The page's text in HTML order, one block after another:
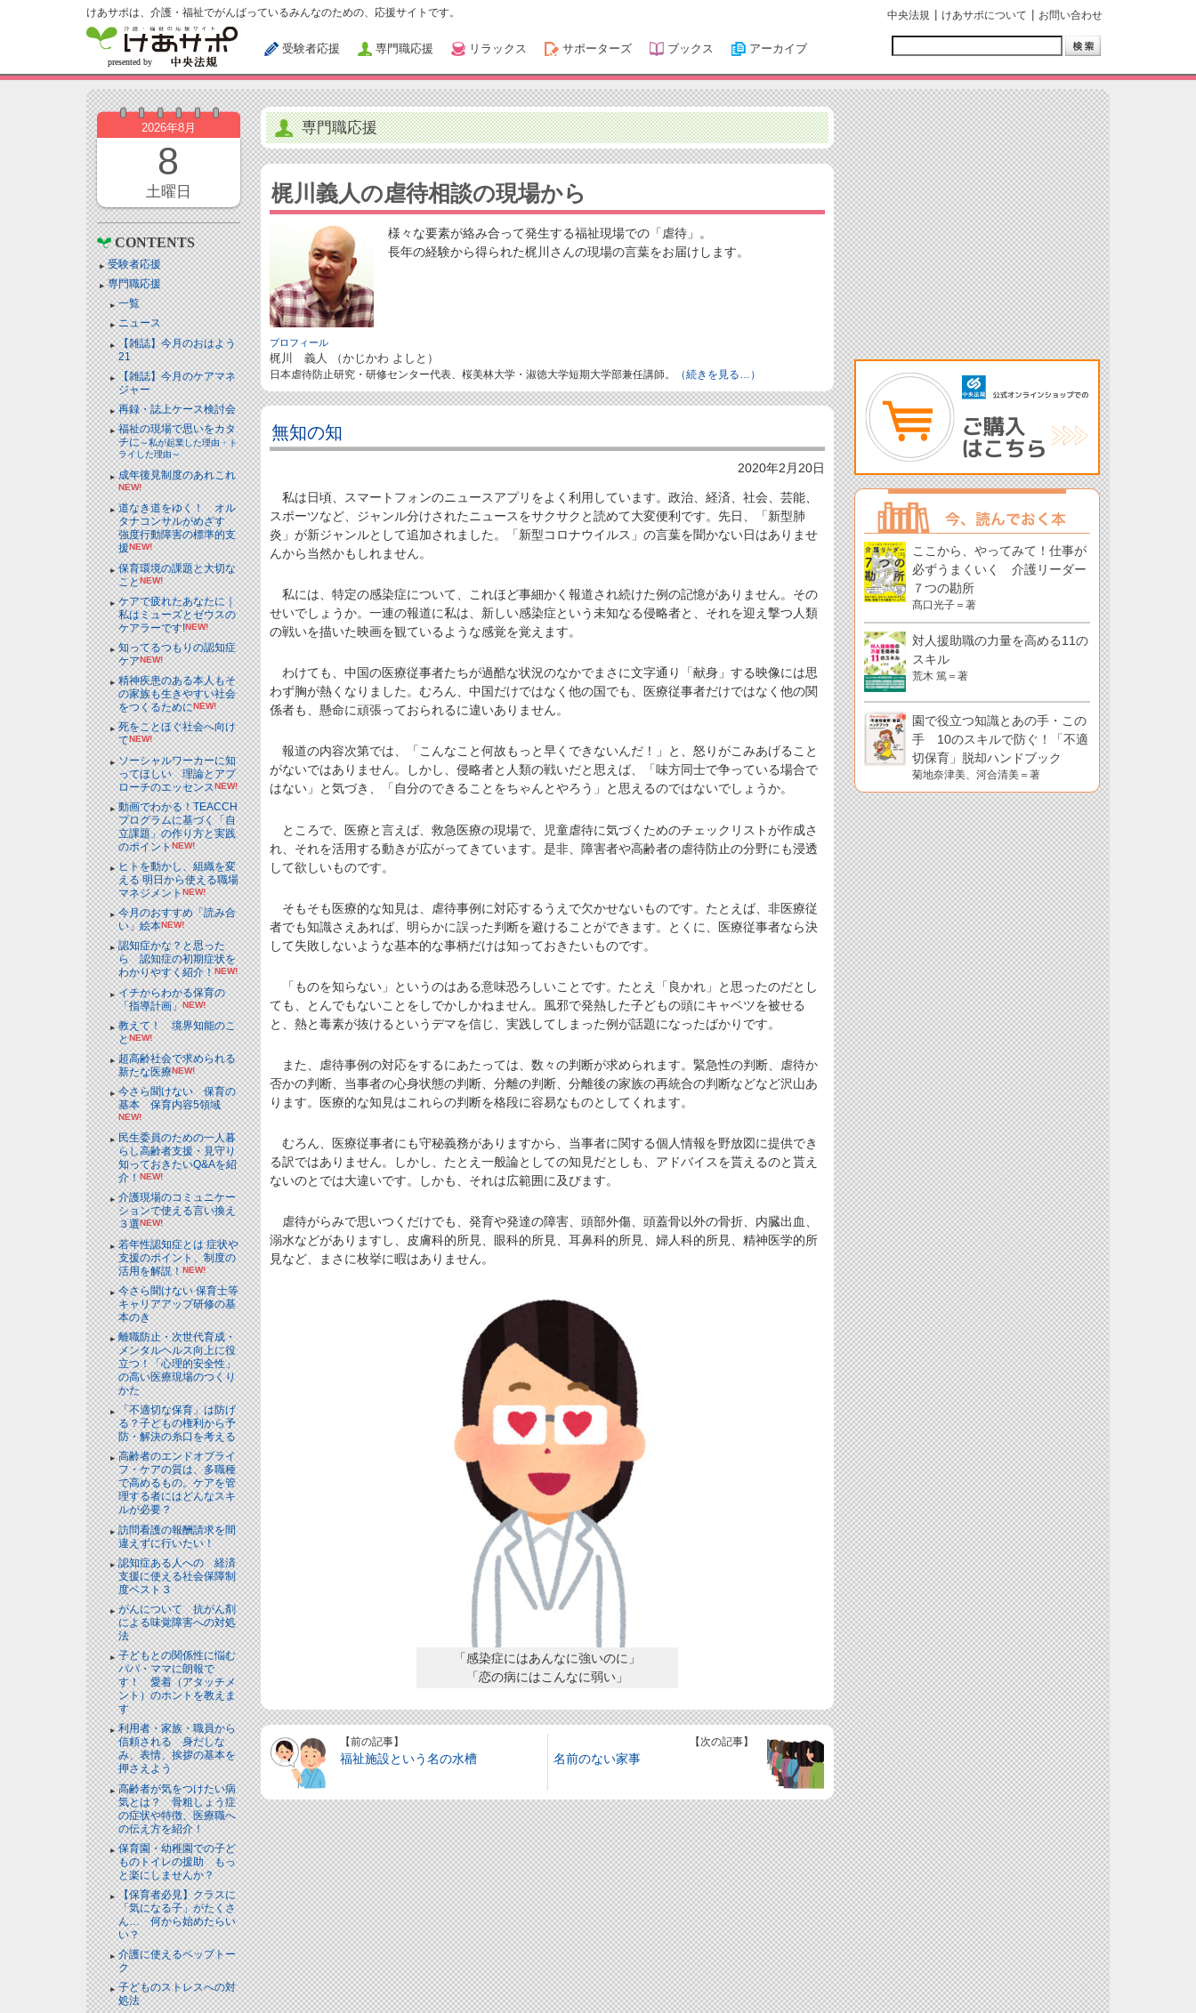
けあサポは、介護・福祉でがんばっているみんなのための、応援サイトです。
受験者応援 専門職応援 リラックス サポーターズ ブックス アーカイブ
中央法規 けあサポについて お問い合わせ
2026年8月
8
土曜日
CONTENTS
受験者応援
専門職応援
一覧
ニュース
【雑誌】今月のおはよう
21
【雑誌】今月のケアマネ
ジャー
再録・誌上ケース検討会
福祉の現場で思いをカタ
チに～私が起業した理由・ト
ライした理由～
成年後見制度のあれこれ
NEW!
道なき道をゆく！ オル
タナコンサルがめざす
強度行動障害の標準的支
援NEW!
保育環境の課題と大切な
ことNEW!
ケアで疲れたあなたに｜
私はミューズとゼウスの
ケアラーです!NEW!
知ってるつもりの認知症
ケアNEW!
精神疾患のある本人もそ
の家族も生きやすい社会
をつくるためにNEW!
死をことほぐ社会へ向け
てNEW!
ソーシャルワーカーに知
ってほしい 理論とアプ
ローチのエッセンスNEW!
動画でわかる！TEACCH
プログラムに基づく「自
立課題」の作り方と実践
のポイントNEW!
ヒトを動かし、組織を変
える 明日から使える職場
マネジメントNEW!
今月のおすすめ「読み合
い」絵本NEW!
認知症かな？と思った
ら 認知症の初期症状を
わかりやすく紹介！NEW!
イチからわかる保育の
「指導計画」NEW!
教えて！ 境界知能のこ
とNEW!
超高齢社会で求められる
新たな医療NEW!
今さら聞けない 保育の
基本 保育内容5領域
NEW!
民生委員のための一人暮
らし高齢者支援・見守り
知っておきたいQ&Aを紹
介！NEW!
介護現場のコミュニケー
ションで使える言い換え
３選NEW!
若年性認知症とは 症状や
支援のポイント、制度の
活用を解説！NEW!
今さら聞けない 保育士等
キャリアアップ研修の基
本のき
離職防止・次世代育成・
メンタルヘルス向上に役
立つ！「心理的安全性」
の高い医療現場のつくり
かた
「不適切な保育」は防げ
る？子どもの権利から予
防・解決の糸口を考える
高齢者のエンドオブライ
フ・ケアの質は、多職種
で高めるもの。ケアを管
理する者にはどんなスキ
ルが必要？
訪問看護の報酬請求を間
違えずに行いたい！
認知症ある人への 経済
支援に使える社会保障制
度ベスト３
がんについて 抗がん剤
による味覚障害への対処
法
子どもとの関係性に悩む
パパ・ママに朗報で
す！ 愛着（アタッチメ
ント）のホントを教えま
す
利用者・家族・職員から
信頼される 身だしな
み、表情、挨拶の基本を
押さえよう
高齢者が気をつけたい病
気とは？ 骨粗しょう症
の症状や特徴、医療職へ
の伝え方を紹介！
保育園・幼稚園での子ど
ものトイレの援助 もっ
と楽にしませんか？
【保育者必見】クラスに
「気になる子」がたくさ
ん… 何から始めたらい
い？
介護に使えるペップトー
ク
子どものストレスへの対
処法
専門職応援
梶川義人の虐待相談の現場から
様々な要素が絡み合って発生する福祉現場での「虐待」。
長年の経験から得られた梶川さんの現場の言葉をお届けします。
プロフィール
梶川 義人 （かじかわ よしと）
日本虐待防止研究・研修センター代表、桜美林大学・淑徳大学短期大学部兼任講師。 （続きを見る…）
無知の知
2020年2月20日
私は日頃、スマートフォンのニュースアプリをよく利用しています。政治、経済、社会、芸能、
スポーツなど、ジャンル分けされたニュースをサクサクと読めて大変便利です。先日、「新型肺
炎」が新ジャンルとして追加されました。「新型コロナウイルス」の言葉を聞かない日はありませ
んから当然かもしれません。
私には、特定の感染症について、これほど事細かく報道され続けた例の記憶がありません。その
せいでしょうか。一連の報道に私は、新しい感染症という未知なる侵略者と、それを迎え撃つ人類
の戦いを描いた映画を観ているような感覚を覚えます。
わけても、中国の医療従事者たちが過酷な状況のなかでまさに文字通り「献身」する映像には思
わず胸が熱くなりました。むろん、中国だけではなく他の国でも、医療従事者だけではなく他の関
係者も、懸命に頑張っておられるに違いありません。
報道の内容次第では、「こんなこと何故もっと早くできないんだ！」と、怒りがこみあげること
がないではありません。しかし、侵略者と人類の戦いだと思えば、「味方同士で争っている場合で
はない」と気づき、「自分のできることをちゃんとやろう」と思えるのではないでしょうか。
ところで、医療と言えば、救急医療の現場で、児童虐待に気づくためのチェックリストが作成さ
れ、それを活用する動きが広がってきています。是非、障害者や高齢者の虐待防止の分野にも浸透
して欲しいものです。
そもそも医療的な知見は、虐待事例に対応するうえで欠かせないものです。たとえば、非医療従
者でも知識さえあれば、明らかに誤った判断を避けることができます。とくに、医療従事者なら決
して失敗しないような基本的な事柄だけは知っておきたいものです。
「ものを知らない」というのはある意味恐ろしいことです。たとえ「良かれ」と思ったのだとし
ても、とんでもないことをしでかしかねません。風邪で発熱した子どもの頭にキャベツを被せる
と、熱と毒素が抜けるというデマを信じ、実践してしまった例が話題になったばかりです。
また、虐待事例の対応をするにあたっては、数々の判断が求められます。緊急性の判断、虐待か
否かの判断、当事者の心身状態の判断、分離の判断、分離後の家族の再統合の判断などなど沢山あ
ります。医療的な知見はこれらの判断を格段に容易なものとしてくれます。
むろん、医療従事者にも守秘義務がありますから、当事者に関する個人情報を野放図に提供でき
る訳ではありません。しかし、たとえ一般論としての知見だとしも、アドバイスを貰えるのと貰え
ないのとでは大違いです。しかも、それは広範囲に及びます。
虐待がらみで思いつくだけでも、発育や発達の障害、頭部外傷、頭蓋骨以外の骨折、内臓出血、
溺水などがありますし、皮膚科的所見、眼科的所見、耳鼻科的所見、婦人科的所見、精神医学的所
見など、まさに枚挙に暇はありません。
「感染症にはあんなに強いのに」
「恋の病にはこんなに弱い」
【前の記事】
福祉施設という名の水槽
【次の記事】
名前のない家事
ここから、やってみて！仕事が
必ずうまくいく 介護リーダー
７つの勘所
髙口光子＝著
対人援助職の力量を高める11の
スキル
荒木 篤＝著
園で役立つ知識とあの手・この
手 10のスキルで防ぐ！「不適
切保育」脱却ハンドブック
菊地奈津美、河合清美＝著